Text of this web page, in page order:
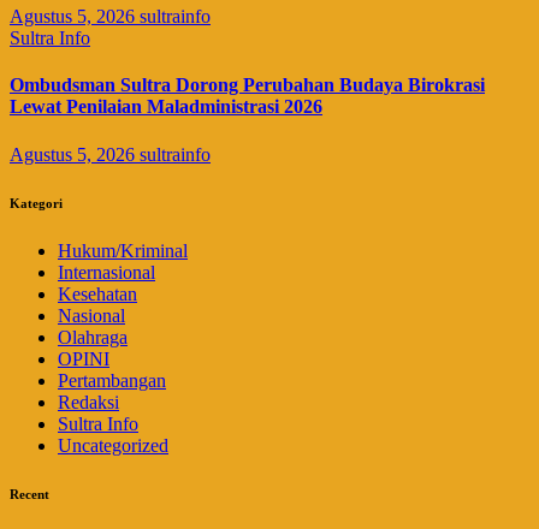
Agustus 5, 2026 sultrainfo
Sultra Info
Ombudsman Sultra Dorong Perubahan Budaya Birokrasi
Lewat Penilaian Maladministrasi 2026
Agustus 5, 2026 sultrainfo
Kategori
Hukum/Kriminal
Internasional
Kesehatan
Nasional
Olahraga
OPINI
Pertambangan
Redaksi
Sultra Info
Uncategorized
Recent